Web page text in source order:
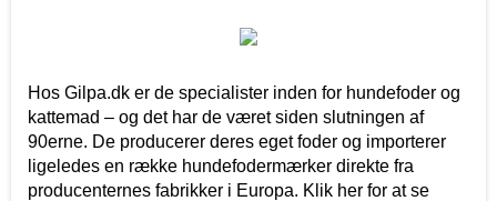
Hos Gilpa.dk er de specialister inden for hundefoder og
kattemad – og det har de været siden slutningen af
90erne. De producerer deres eget foder og importerer
ligeledes en række hundefodermærker direkte fra
producenternes fabrikker i Europa. Klik her for at se